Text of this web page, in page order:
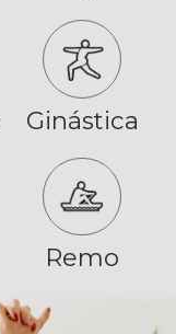
Ginástica
Remo